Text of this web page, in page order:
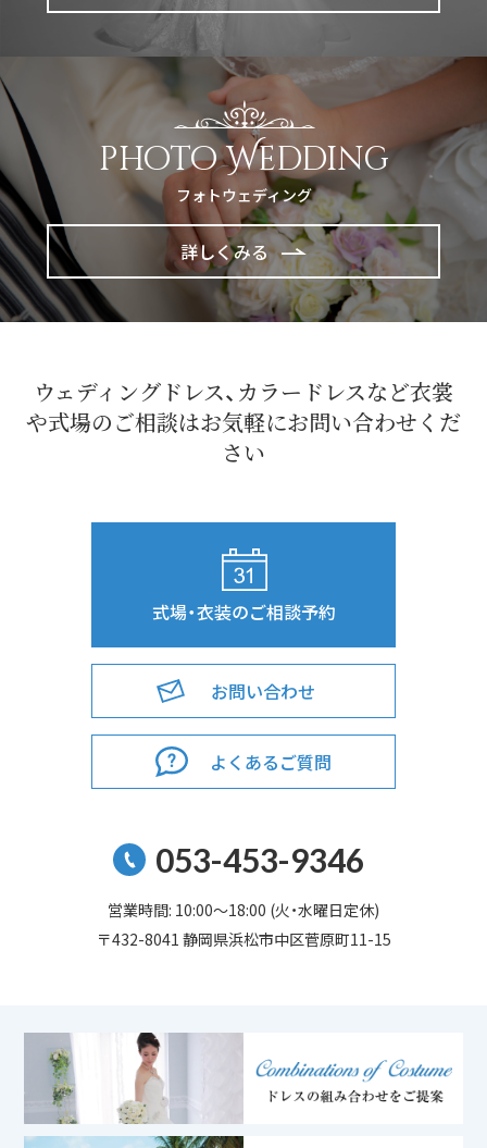
photo Wedding
フォトウェディング
詳しくみる
ウェディングドレス、カラードレスなど衣裳
や式場のご相談はお気軽にお問い合わせくだ
さい
式場・衣装のご相談予約
お問い合わせ
よくあるご質問
053-453-9346
営業時間: 10:00～18:00 (火・水曜日定休)
〒432-8041 静岡県浜松市中区菅原町11-15